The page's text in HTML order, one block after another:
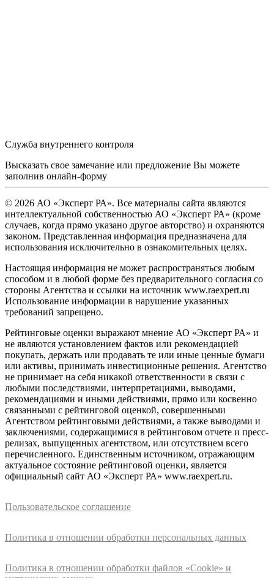
Служба внутреннего контроля
Высказать свое замечание или предложение Вы можете
заполнив онлайн-форму
© 2026 АО «Эксперт РА». Все материалы сайта являются
интеллектуальной собственностью АО «Эксперт РА» (кроме
случаев, когда прямо указано другое авторство) и охраняются
законом. Представленная информация предназначена для
использования исключительно в ознакомительных целях.
Настоящая информация не может распространяться любым
способом и в любой форме без предварительного согласия со
стороны Агентства и ссылки на источник www.raexpert.ru
Использование информации в нарушение указанных
требований запрещено.
Рейтинговые оценки выражают мнение АО «Эксперт РА» и
не являются установлением фактов или рекомендацией
покупать, держать или продавать те или иные ценные бумаги
или активы, принимать инвестиционные решения. Агентство
не принимает на себя никакой ответственности в связи с
любыми последствиями, интерпретациями, выводами,
рекомендациями и иными действиями, прямо или косвенно
связанными с рейтинговой оценкой, совершенными
Агентством рейтинговыми действиями, а также выводами и
заключениями, содержащимися в рейтинговом отчете и пресс-
релизах, выпущенных агентством, или отсутствием всего
перечисленного. Единственным источником, отражающим
актуальное состояние рейтинговой оценки, является
официальный сайт АО «Эксперт РА» www.raexpert.ru.
Пользовательское соглашение
Политика в отношении обработки персональных данных
Политика в отношении обработки файлов «Cookie» и